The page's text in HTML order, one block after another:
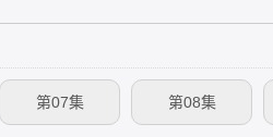
第07集 第08集